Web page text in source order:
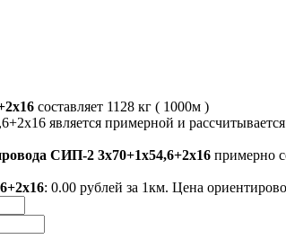
составляет 1128 кг ( 1000м )
является примерной и
СИП-2 3х70+1х54,6+2х16 примерно
: 0.00 рублей за 1км. Цена